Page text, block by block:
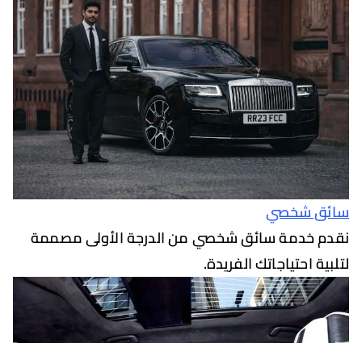
شخصي
خدمة سائق شخصي من الدرجة الأولى مصممة
احتياجاتك الفريدة.